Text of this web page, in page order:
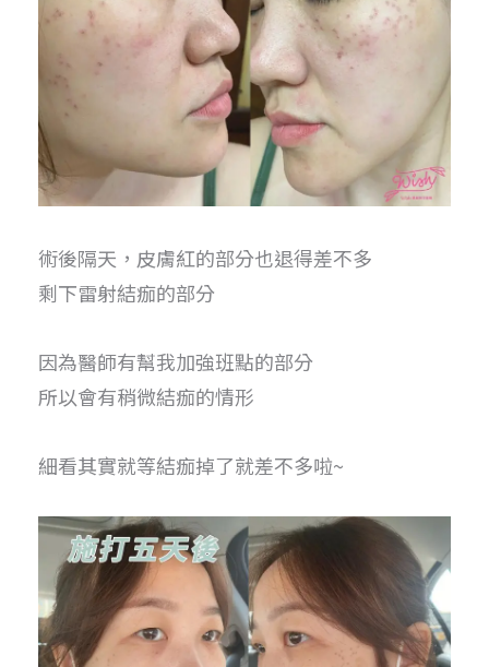
術後隔天，皮膚紅的部分也退得差不多
剩下雷射結痂的部分
因為醫師有幫我加強班點的部分
所以會有稍微結痂的情形
細看其實就等結痂掉了就差不多啦~